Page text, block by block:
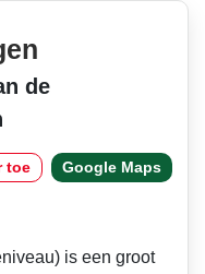
de
toe Google Maps
is een groot